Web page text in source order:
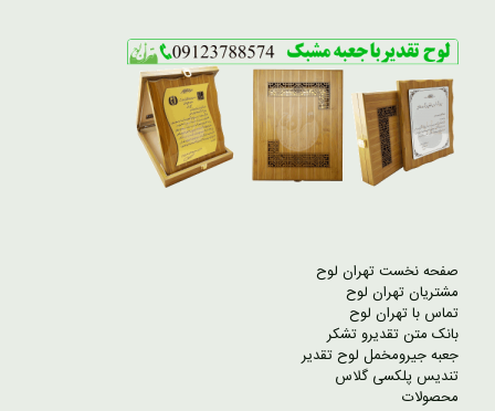
صفحه نخست تهران لوح
مشتریان تهران لوح
تماس با تهران لوح
بانک متن تقدیرو تشکر
جعبه جیرومخمل لوح تقدیر
تندیس پلکسی گلاس
محصولات